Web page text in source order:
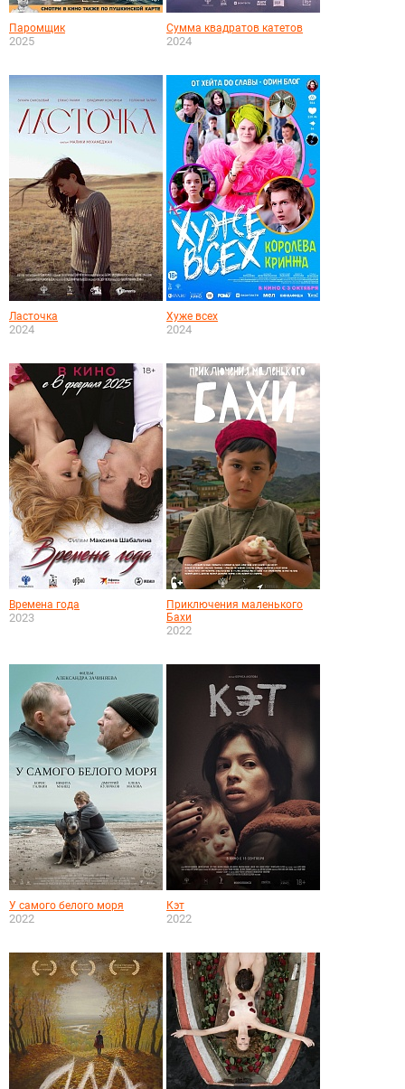
Паромщик
2025
Сумма квадратов катетов
2024
Ласточка
2024
Хуже всех
2024
Времена года
2023
Приключения маленького
Бахи
2022
У самого белого моря
2022
Кэт
2022